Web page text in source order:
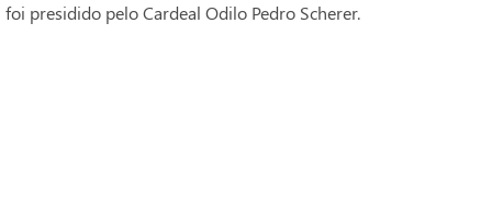
foi presidido pelo Cardeal Odilo Pedro Scherer.